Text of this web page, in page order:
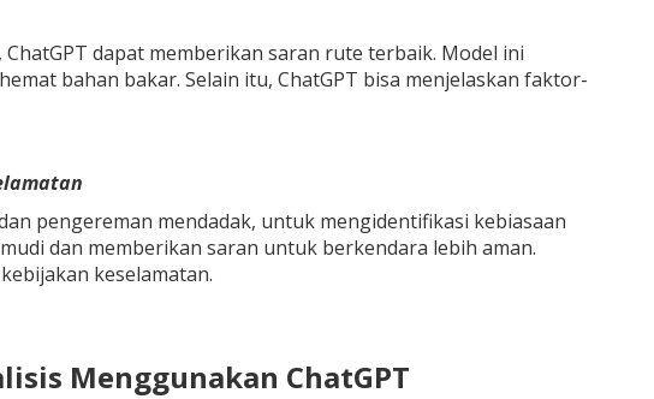
dapat memberikan saran rute terbaik. Model ini
bahan bakar. Selain itu, ChatGPT bisa menjelaskan faktor-
pengereman mendadak, untuk mengidentifikasi kebiasaan
dan memberikan saran untuk berkendara lebih aman.
keselamatan.
Menggunakan ChatGPT